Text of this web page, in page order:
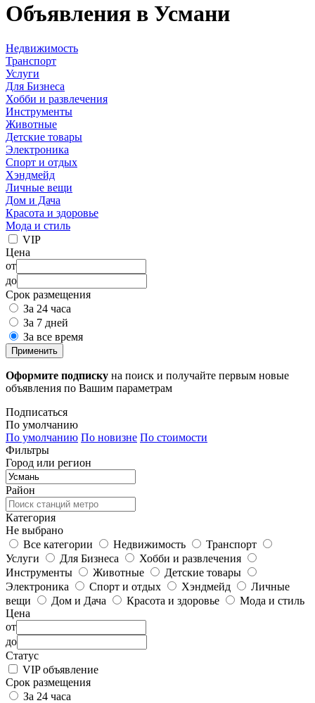
Объявления в Усмани
Недвижимость
Транспорт
Услуги
Для Бизнеса
Хобби и развлечения
Инструменты
Животные
Детские товары
Электроника
Спорт и отдых
Хэндмейд
Личные вещи
Дом и Дача
Красота и здоровье
Мода и стиль
VIP
Цена
от
до
Срок размещения
За 24 часа
За 7 дней
За все время
Применить
Оформите подписку на поиск и получайте первым новые
объявления по Вашим параметрам
Подписаться
По умолчанию
По умолчанию По новизне По стоимости
Фильтры
Город или регион
Район
Категория
Не выбрано
Все категории
Недвижимость
Транспорт
Услуги
Для Бизнеса
Хобби и развлечения
Инструменты
Животные
Детские товары
Электроника
Спорт и отдых Хэндмейд
Личные
вещи
Дом и Дача Красота и здоровье
Мода и стиль
Цена
от
до
Статус
VIP объявление
Срок размещения
За 24 часа